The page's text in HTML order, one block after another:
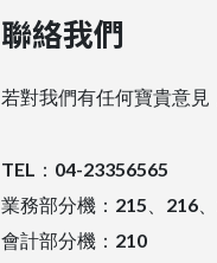
聯絡我們
若對我們有任何寶貴意見
TEL：04-23356565
業務部分機：215、216
會計部分機：210